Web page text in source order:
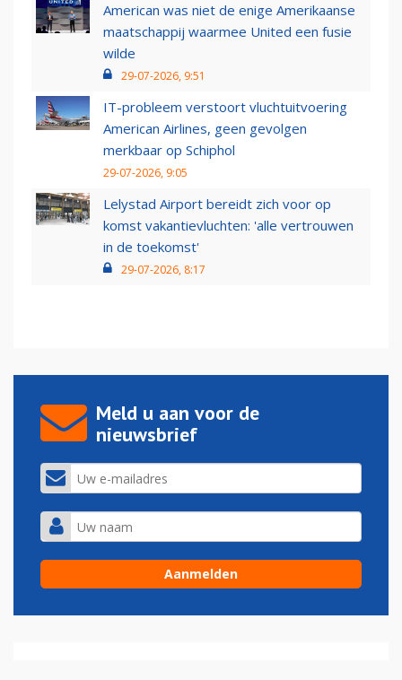
American was niet de enige Amerikaanse
maatschappij waarmee United een fusie
wilde
29-07-2026, 9:51
IT-probleem verstoort vluchtuitvoering
American Airlines, geen gevolgen
merkbaar op Schiphol
29-07-2026, 9:05
Lelystad Airport bereidt zich voor op
komst vakantievluchten: 'alle vertrouwen
in de toekomst'
29-07-2026, 8:17
Meld u aan voor de
nieuwsbrief